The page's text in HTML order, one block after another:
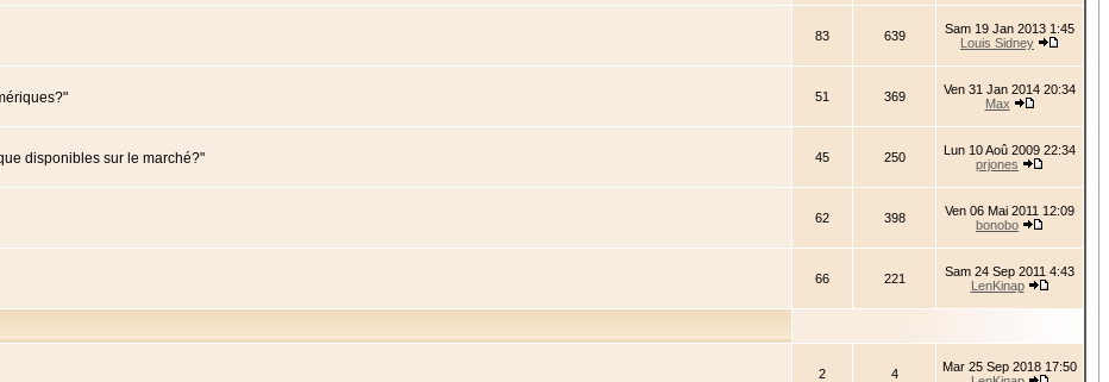
83 639
Sam 19 Jan 2013 1:45
Louis Sidney
51 369
Ven 31 Jan 2014 20:34
Max
disponibles sur le marché?"
45 250
Lun 10 Aoû 2009 22:34
prjones
62 398
Ven 06 Mai 2011 12:09
bonobo
66 221
Sam 24 Sep 2011 4:43
LenKinap
2 4
Mar 25 Sep 2018 17:50